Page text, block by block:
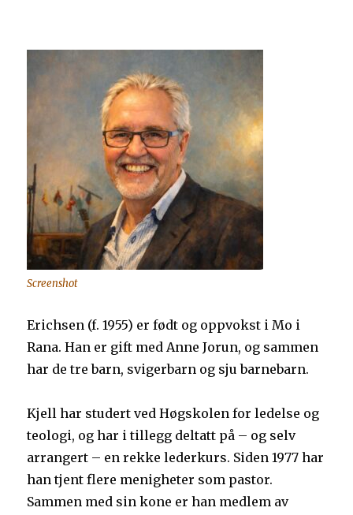
Screenshot
Erichsen (f. 1955) er født og oppvokst i Mo i
Rana. Han er gift med Anne Jorun, og sammen
har de tre barn, svigerbarn og sju barnebarn.
Kjell har studert ved Høgskolen for ledelse og
teologi, og har i tillegg deltatt på – og selv
arrangert – en rekke lederkurs. Siden 1977 har
han tjent flere menigheter som pastor.
Sammen med sin kone er han medlem av